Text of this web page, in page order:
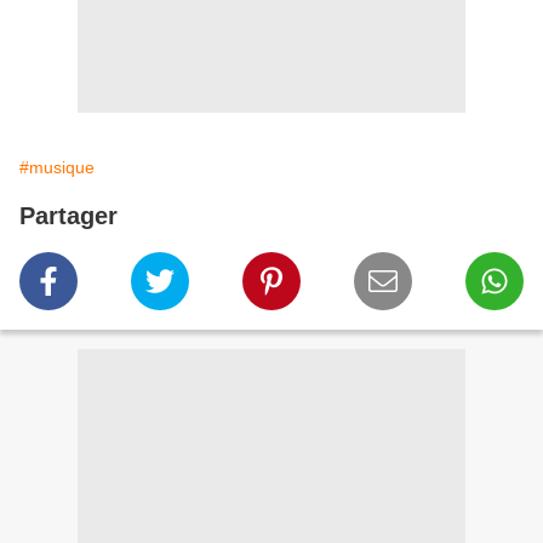
#musique
Partager